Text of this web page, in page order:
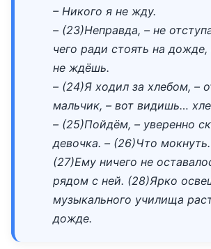
– Никого я не жду.
– (23)Неправда, – не
чего ради стоять на дожде,
не ждёшь.
– (24)Я ходил за хлебом, –
мальчик, – вот видишь…
– (25)Пойдём, – уверенно
девочка. – (26)Что мокнуть.
(27)Ему ничего не
рядом с ней. (28)Ярко
музыкального училища
дожде.